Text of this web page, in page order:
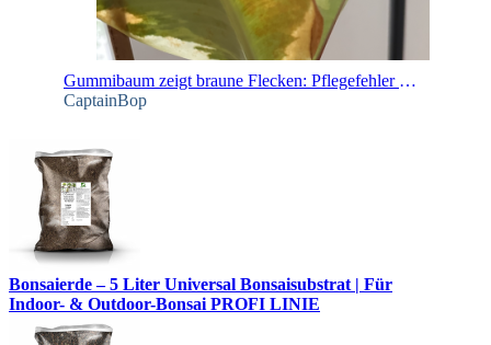
Gummibaum zeigt braune Flecken: Pflegefehler oder Krankheit?
CaptainBop
Bonsaierde – 5 Liter Universal Bonsaisubstrat | Für
Indoor- & Outdoor-Bonsai PROFI LINIE